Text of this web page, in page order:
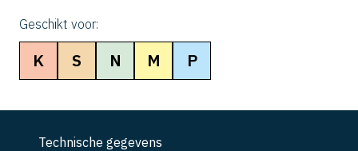
Geschikt voor:
K S N M P
Technische gegevens